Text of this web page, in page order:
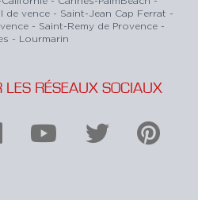
de vence - Saint-Jean Cap Ferrat -
- Saint-Remy de Provence -
- Lourmarin
RÉSEAUX SOCIAUX